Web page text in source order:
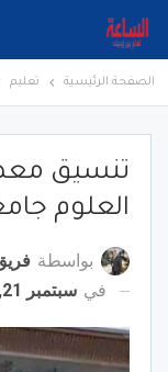
الصفحة الرئيسية تعليم
تنسيق
العلوم
بواسطة فريق
في سبتمبر 21, 2022